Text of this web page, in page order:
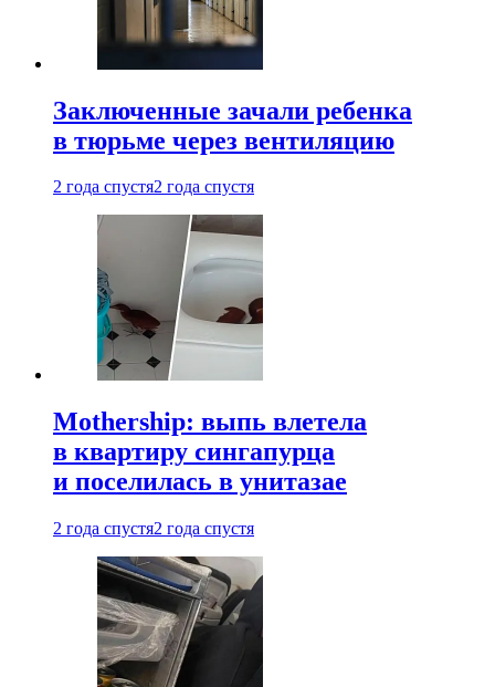
Заключенные зачали ребенка
в тюрьме через вентиляцию
2 года спустя2 года спустя
Mothership: выпь влетела
в квартиру сингапурца
и поселилась в унитазае
2 года спустя2 года спустя